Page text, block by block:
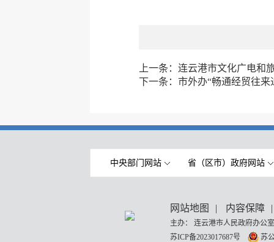
上一条： 连云港市文化广电和
下一条： 市外办“畅通经贸往
中央部门网站 省（区市）政府网站
网站地图 | 内容保障 |
主办： 连云港市人民政府办
苏ICP备2023017687号
苏